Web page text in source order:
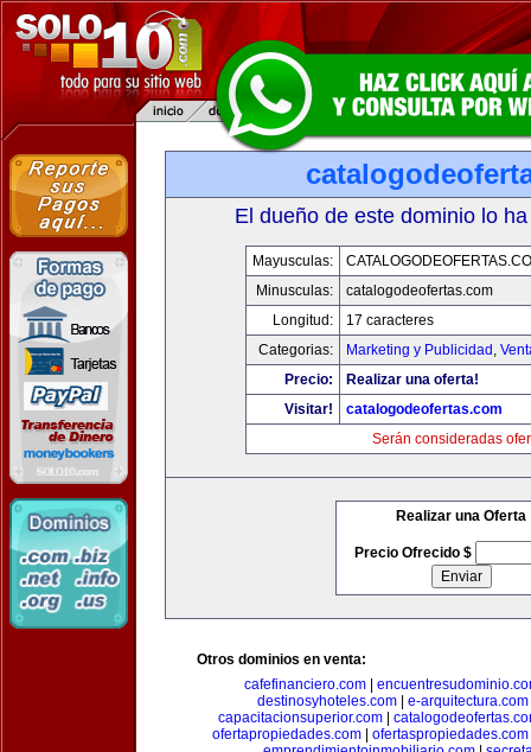
El dueño de este dominio lo
Mayusculas:
Minusculas:
catalogodeofertas.com
Longitud:
17 caracteres
Categorias:
Marketing y Publicidad ,
Precio:
Realizar una oferta!
Visitar!
catalogodeofertas.com
Serán consideradas
Realizar una Oferta
Precio Ofrecido $
Otros dominios en venta:
cafefinanciero.com
destinosyhoteles.com
e-arquitectura.com
capacitacionsuperior.com
ofertapropiedades.com
ofertaspropiedades.com